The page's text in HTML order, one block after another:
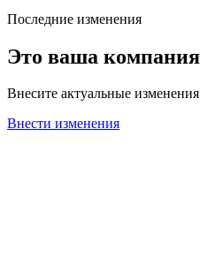
Последние изменения
Это ваша
Внесите актуальные
Внести изменения